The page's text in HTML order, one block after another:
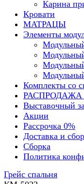
Карина
Кровати
МАТРАЦЫ
Элементы
Комплекты со
РАСПРОДАЖА
Выставочный
Акции
Рассрочка 0%
Доставка и
Сборка
Политика
Грейс спальня